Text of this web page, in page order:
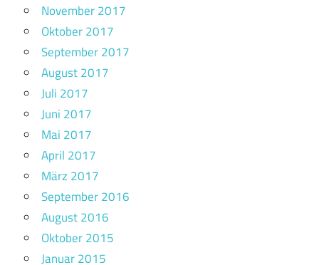
November 2017
Oktober 2017
September 2017
August 2017
Juli 2017
Juni 2017
Mai 2017
April 2017
März 2017
September 2016
August 2016
Oktober 2015
Januar 2015